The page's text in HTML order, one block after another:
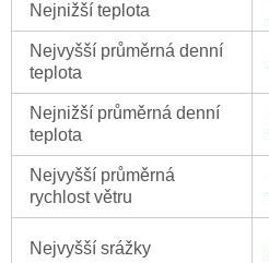
Nejnižší teplota
Nejvyšší průměrná denní
teplota
Nejnižší průměrná denní
teplota
Nejvyšší průměrná
rychlost větru
Nejvyšší srážky